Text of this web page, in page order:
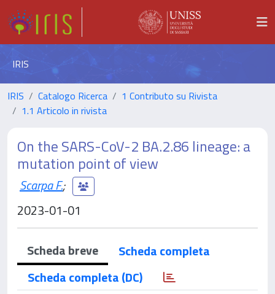
IRIS
IRIS Catalogo Ricerca
1 Contributo su Rivista
1.1 Articolo in rivista
On the SARS-CoV-2 BA.2.86 lineage: a
mutation point of view
Scarpa F.;
2023-01-01
Scheda breve
Scheda completa
Scheda completa (DC)